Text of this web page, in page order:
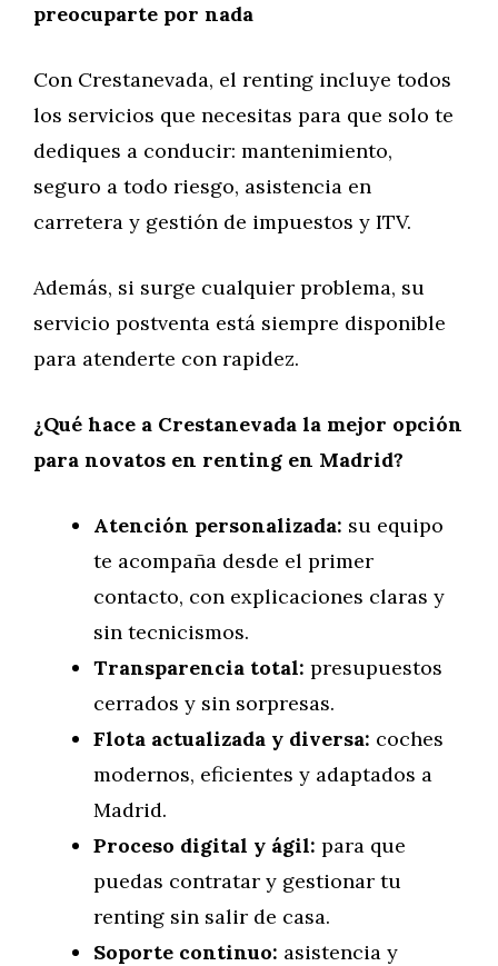
preocuparte por nada
Con Crestanevada, el renting incluye todos
los servicios que necesitas para que solo te
dediques a conducir: mantenimiento,
seguro a todo riesgo, asistencia en
carretera y gestión de impuestos y ITV.
Además, si surge cualquier problema, su
servicio postventa está siempre disponible
para atenderte con rapidez.
¿Qué hace a Crestanevada la mejor opción
para novatos en renting en Madrid?
Atención personalizada: su equipo
te acompaña desde el primer
contacto, con explicaciones claras y
sin tecnicismos.
Transparencia total: presupuestos
cerrados y sin sorpresas.
Flota actualizada y diversa: coches
modernos, eficientes y adaptados a
Madrid.
Proceso digital y ágil: para que
puedas contratar y gestionar tu
renting sin salir de casa.
Soporte continuo: asistencia y